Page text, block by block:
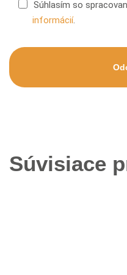
Súhlasím so
informácií.
Súvisiace